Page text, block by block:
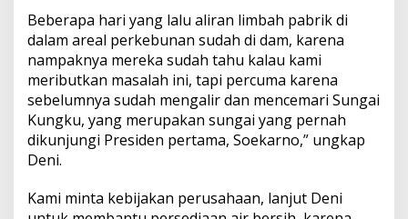
n
g
k
u
,
M
a
s
r
a
Beberapa hari yang lalu aliran limbah pabrik di
dalam areal perkebunan sudah di dam, karena
nampaknya mereka sudah tahu kalau kami
meributkan masalah ini, tapi percuma karena
sebelumnya sudah mengalir dan mencemari Sungai
Kungku, yang merupakan sungai yang pernah
dikunjungi Presiden pertama, Soekarno,” ungkap
Deni.
Kami minta kebijakan perusahaan, lanjut Deni